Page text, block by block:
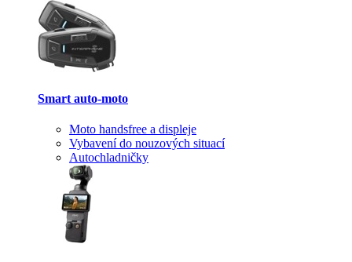
Smart auto-moto
Moto handsfree a displeje
Vybavení do nouzových situací
Autochladničky